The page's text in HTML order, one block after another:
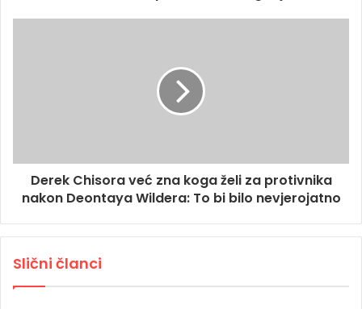
Derek Chisora ​​već zna koga želi za protivnika
nakon Deontaya Wildera: To bi bilo nevjerojatno
Slični članci